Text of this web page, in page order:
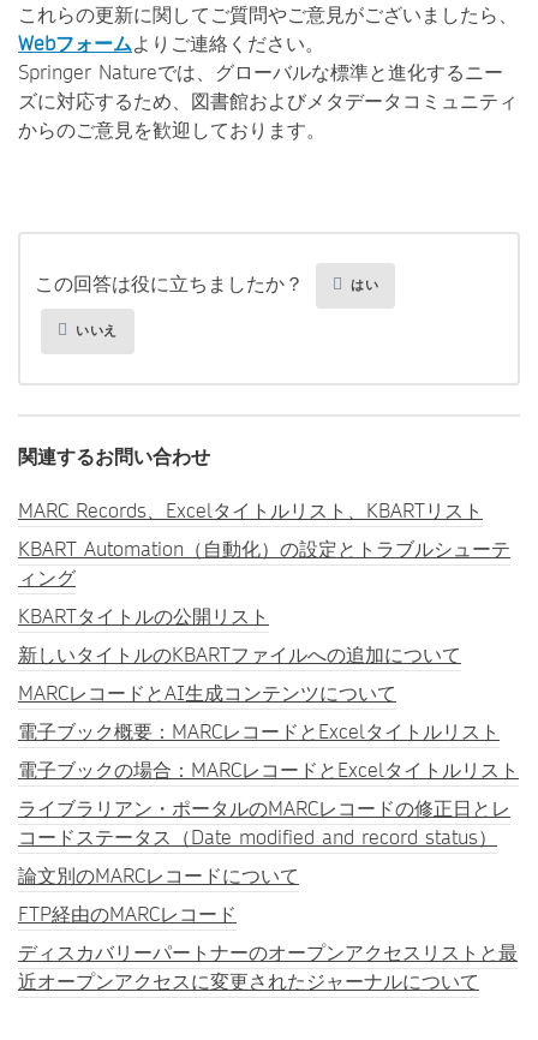
これらの更新に関してご質問やご意見がございましたら、
Webフォームよりご連絡ください。
Springer Natureでは、グローバルな標準と進化するニー
ズに対応するため、図書館およびメタデータコミュニティ
からのご意見を歓迎しております。
この回答は役に立ちましたか？ はい
いいえ
関連するお問い合わせ
MARC Records、Excelタイトルリスト、KBARTリスト
KBART Automation（自動化）の設定とトラブルシューテ
ィング
KBARTタイトルの公開リスト
新しいタイトルのKBARTファイルへの追加について
MARCレコードとAI生成コンテンツについて
電子ブック概要：MARCレコードとExcelタイトルリスト
電子ブックの場合：MARCレコードとExcelタイトルリスト
ライブラリアン・ポータルのMARCレコードの修正日とレ
コードステータス（Date modified and record status）
論文別のMARCレコードについて
FTP経由のMARCレコード
ディスカバリーパートナーのオープンアクセスリストと最
近オープンアクセスに変更されたジャーナルについて